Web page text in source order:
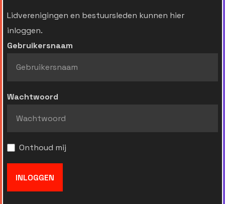
Lidverenigingen en bestuursleden kunnen hier
inloggen.
Gebruikersnaam
Wachtwoord
Onthoud mij
INLOGGEN